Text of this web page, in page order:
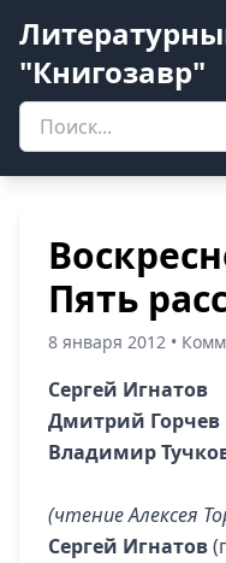
"Книгозавр"
Пять
8 января 2012 •
Сергей Игнатов
Дмитрий Горчев
Владимир
(чтение Алексея
Сергей Игнатов